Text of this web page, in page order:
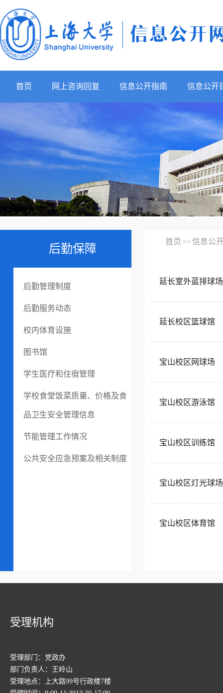
首页 网上咨询回复 信息公开指南 信息公开
后勤保障
后勤管理制度
后勤服务动态
校内体育设施
图书馆
学生医疗和住宿管理
学校食堂饭菜质量、价格及食
品卫生安全管理信息
节能管理工作情况
公共安全应急预案及相关制度
首页 >>信息公
延长室外蓝排球场
延长校区篮球馆
宝山校区网球场
宝山校区游泳馆
宝山校区训练馆
宝山校区灯光球场
宝山校区体育馆
受理机构
受理部门：党政办
部门负责人：王岭山
受理地点：上大路99号行政楼7楼